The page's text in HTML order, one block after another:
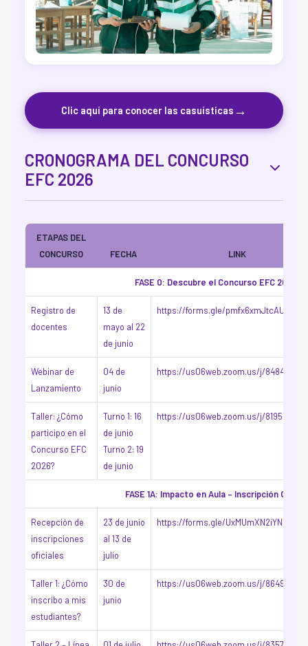
Clic aquí para conocer las casuísticas →
CRONOGRAMA DEL CONCURSO
EFC 2026
ETAPAS DEL
CONCURSO
FECHA LINK
FASE 0: Descubre el Concurso EFC 2026
Registro de
docentes
13 de
mayo al 22
de junio
https://forms.gle/pmfx6xmJtcAU5ppg9
Webinar de
Lanzamiento
04 de
junio
https://us06web.zoom.us/j/
Taller: ¿Cómo
participo en el
Concurso EFC
2026?
Turno 1: 16
de junio
Turno 2: 19
de junio
https://us06web.zoom.us/j/
FASE 1A: Impacto en Aula – Inscripción Oficial
Recepción de
inscripciones
oficiales
23 de junio
al 13 de
julio
https://forms.gle/
Taller 1: ¿Cómo
inscribo a mis
estudiantes?
30 de
junio
https://us06web.zoom.us/j/